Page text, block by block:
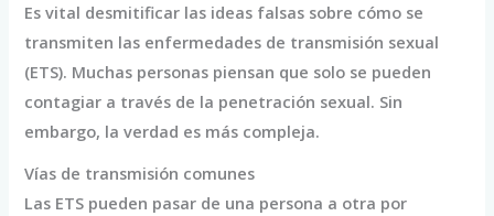
Es vital desmitificar las ideas falsas sobre cómo se
transmiten las enfermedades de transmisión sexual
(ETS). Muchas personas piensan que solo se pueden
contagiar a través de la penetración sexual. Sin
embargo, la verdad es más compleja.
Vías de transmisión comunes
Las ETS pueden pasar de una persona a otra por